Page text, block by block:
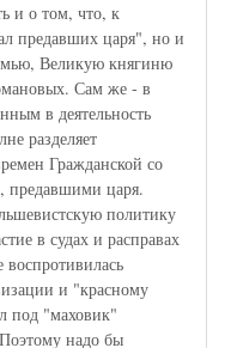
и о том, что, к
предавших царя", но и
Великую княгиню
Сам же - в
в деятельность
разделяет
Гражданской со
предавшими царя.
политику
в судах и расправах
и "красному
под "маховик"
надо бы